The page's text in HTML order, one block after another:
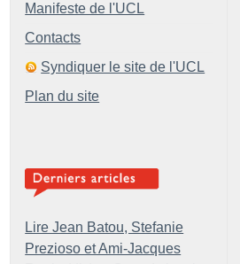
Manifeste de l'UCL
Contacts
Syndiquer le site de l'UCL
Plan du site
Lire Jean Batou, Stefanie
Prezioso et Ami-Jacques